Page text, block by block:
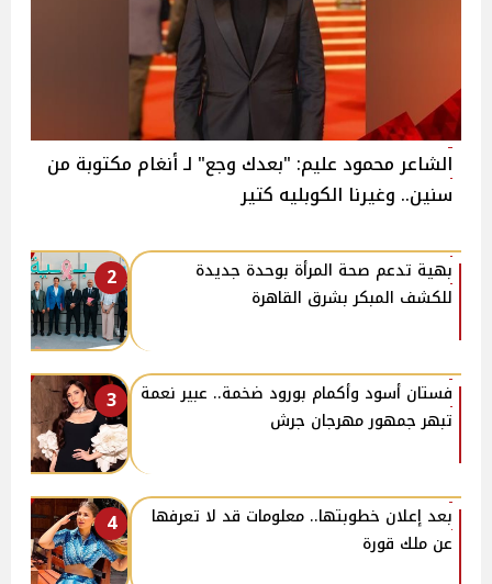
الشاعر محمود عليم: "بعدك وجع" لـ أنغام مكتوبة من
سنين.. وغيرنا الكوبليه كتير
2
بهية تدعم صحة المرأة بوحدة جديدة
للكشف المبكر بشرق القاهرة
3
فستان أسود وأكمام بورود ضخمة.. عبير نعمة
تبهر جمهور مهرجان جرش
4
بعد إعلان خطوبتها.. معلومات قد لا تعرفها
عن ملك قورة